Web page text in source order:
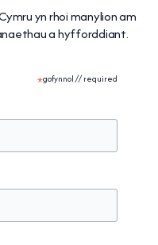
yn rhoi manylion am
a hyfforddiant.
*gofynnol // required